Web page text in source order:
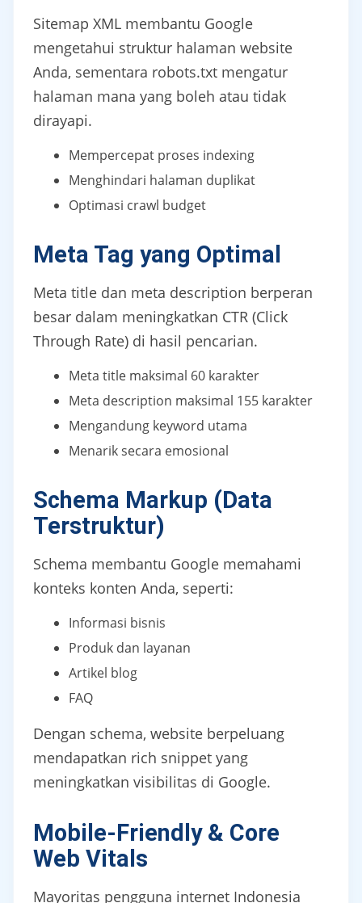
Sitemap XML membantu Google
mengetahui struktur halaman website
Anda, sementara robots.txt mengatur
halaman mana yang boleh atau tidak
dirayapi.
Mempercepat proses indexing
Menghindari halaman duplikat
Optimasi crawl budget
Meta Tag yang Optimal
Meta title dan meta description berperan
besar dalam meningkatkan CTR (Click
Through Rate) di hasil pencarian.
Meta title maksimal 60 karakter
Meta description maksimal 155 karakter
Mengandung keyword utama
Menarik secara emosional
Schema Markup (Data
Terstruktur)
Schema membantu Google memahami
konteks konten Anda, seperti:
Informasi bisnis
Produk dan layanan
Artikel blog
FAQ
Dengan schema, website berpeluang
mendapatkan rich snippet yang
meningkatkan visibilitas di Google.
Mobile-Friendly & Core
Web Vitals
Mayoritas pengguna internet Indonesia